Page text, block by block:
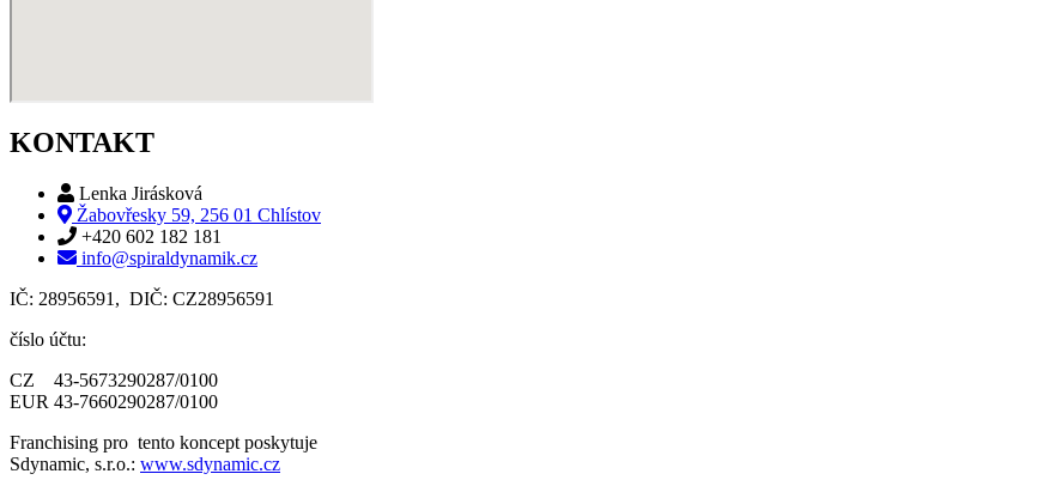
KONTAKT
Lenka Jirásková
Žabovřesky 59, 256 01 Chlístov
+420 602 182 181
info@spiraldynamik.cz
IČ: 28956591, DIČ: CZ28956591
číslo účtu:
CZ 43-5673290287/0100
EUR 43-7660290287/0100
Franchising pro tento koncept poskytuje
Sdynamic, s.r.o.: www.sdynamic.cz